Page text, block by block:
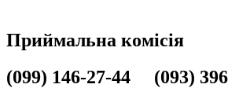
Приймальна комісія
(099) 146-27-44 (093)